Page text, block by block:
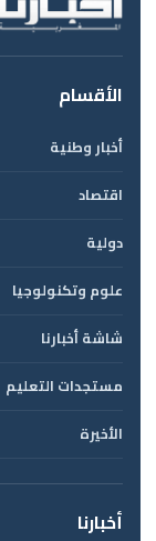
الأقسام
أخبار وطنية
اقتصاد
دولية
علوم وتكنولوجيا
شاشة أخبارنا
مستجدات التعليم
الأخيرة
أخبارنا